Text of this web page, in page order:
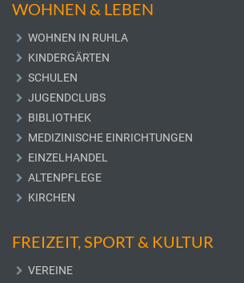
WOHNEN & LEBEN
WOHNEN IN RUHLA
KINDERGÄRTEN
SCHULEN
JUGENDCLUBS
BIBLIOTHEK
MEDIZINISCHE EINRICHTUNGEN
EINZELHANDEL
ALTENPFLEGE
KIRCHEN
FREIZEIT, SPORT & KULTUR
VEREINE